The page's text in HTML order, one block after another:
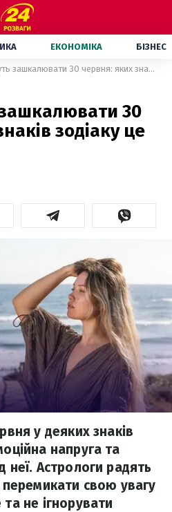
ЕКОНОМІКА БІЗНЕС
Емоції будуть зашкалювати 30 червня: яких знаків зодіаку це торкнеться
зашкалювати 30
зодіаку це
у деяких знаків
напруга та
неї. Астрологи радять
перемикати свою увагу
не ігнорувати